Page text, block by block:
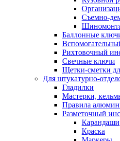
Съемно-
Баллонные
Рихтовочный
Свечные ключи
Щетки-сметки
Для штукатурно-
Гладилки
Мастерки,
Правила
Разметочный
Карандаши
Краска